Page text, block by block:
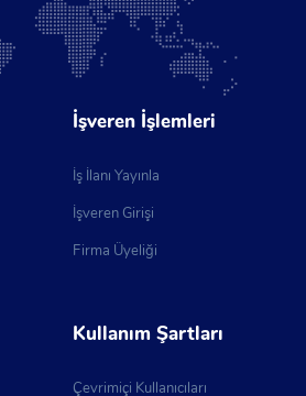
İşveren İşlemleri
İş İlanı Yayınla
İşveren Girişi
Firma Üyeliği
Kullanım Şartları
Çevrimiçi Kullanıcıları